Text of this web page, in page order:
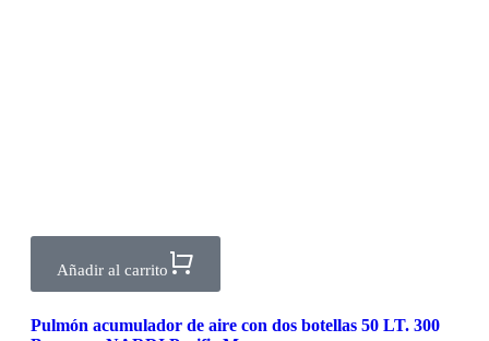
Añadir al carrito
Pulmón acumulador de aire con dos botellas 50 LT. 300